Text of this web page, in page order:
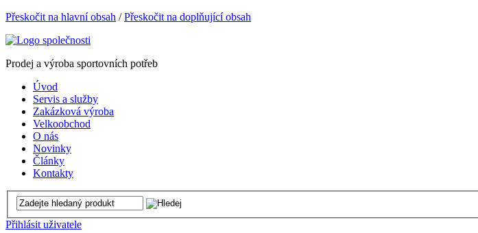
Přeskočit na hlavní obsah /Přeskočit na doplňující obsah
Prodej a výroba sportovních potřeb
Úvod
Servis a služby
Zakázková výroba
Velkoobchod
O nás
Novinky
Články
Kontakty
Přihlásit uživatele